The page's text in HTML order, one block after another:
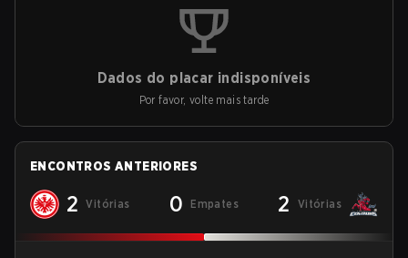
Dados do placar indisponíveis
Por favor, volte mais tarde
ENCONTROS ANTERIORES
2 Vitórias 0 Empates 2 Vitórias